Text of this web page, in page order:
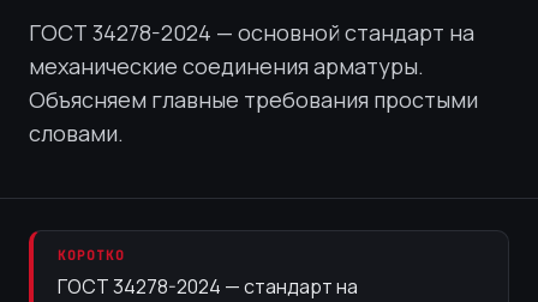
ГОСТ 34278-2024 — основной стандарт на
механические соединения арматуры.
Объясняем главные требования простыми
словами.
КОРОТКО
ГОСТ 34278-2024 — стандарт на